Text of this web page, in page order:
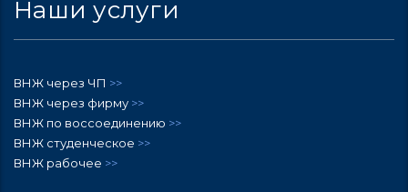
Наши услуги
ВНЖ через ЧП >>
ВНЖ через фирму >>
ВНЖ по воссоединению >>
ВНЖ студенческое >>
ВНЖ рабочее >>